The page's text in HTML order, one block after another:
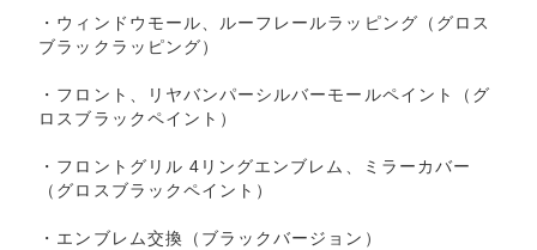
・ウィンドウモール、ルーフレールラッピング（グロス
ブラックラッピング）
・フロント、リヤバンパーシルバーモールペイント（グ
ロスブラックペイント）
・フロントグリル 4リングエンブレム、ミラーカバー
（グロスブラックペイント）
・エンブレム交換（ブラックバージョン）